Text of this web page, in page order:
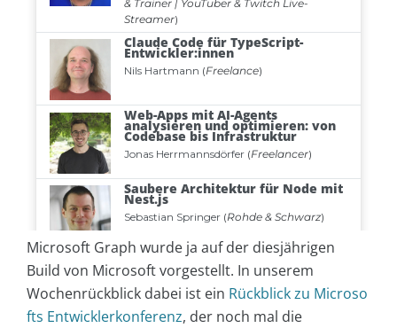
Microsoft Graph wurde ja auf der diesjährigen
Build von Microsoft vorgestellt. In unserem
Wochenrückblick dabei ist ein Rückblick zu Microso
fts Entwicklerkonferenz, der noch mal die